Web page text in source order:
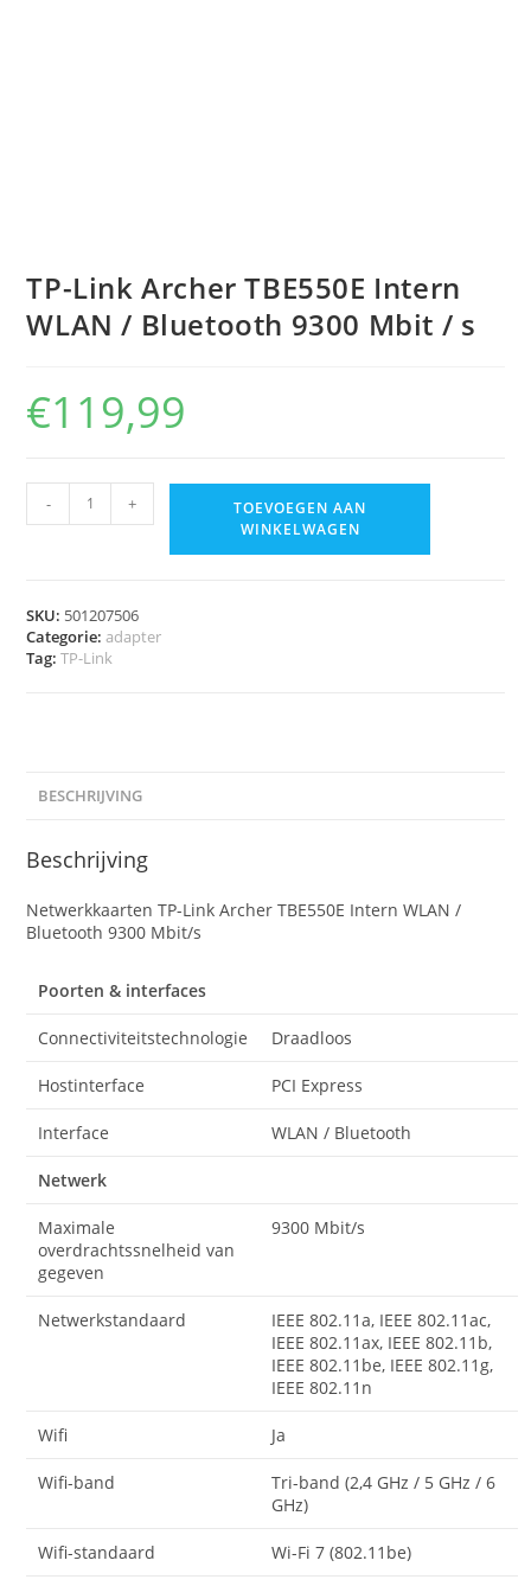
TP-Link Archer TBE550E Intern
WLAN / Bluetooth 9300 Mbit / s
€119,99
- +
TOEVOEGEN AAN
WINKELWAGEN
SKU: 501207506
Categorie:adapter
Tag:TP-Link
BESCHRIJVING
Beschrijving
Netwerkkaarten TP-Link Archer TBE550E Intern WLAN /
Bluetooth 9300 Mbit/s
Poorten & interfaces
Connectiviteitstechnologie Draadloos
Hostinterface PCI Express
Interface WLAN / Bluetooth
Netwerk
Maximale
overdrachtssnelheid van
gegeven
9300 Mbit/s
Netwerkstandaard
IEEE 802.11a, IEEE 802.11ac,
IEEE 802.11ax, IEEE 802.11b,
IEEE 802.11be, IEEE 802.11g,
IEEE 802.11n
Wifi Ja
Wifi-band
Tri-band (2,4 GHz / 5 GHz / 6
GHz)
Wifi-standaard Wi-Fi 7 (802.11be)